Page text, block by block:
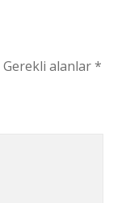
Gerekli alanlar*